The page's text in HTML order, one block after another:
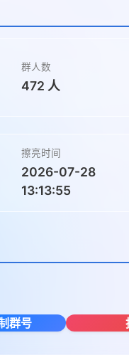
群人数
472 人
擦亮时间
2026-07-28
13:13:55
群号